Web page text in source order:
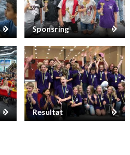
med ett torn
det oavgjort
kung & torn samtidigt
Sponsring
Resultat